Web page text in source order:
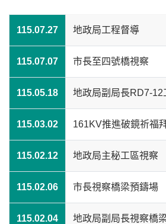
115.07.27 地政局工程督導
115.07.07 市長至四號橋視察
115.05.18 地政局副局長RD7-12
115.03.02 161KV推進破鏡祈福
115.02.12 地政局主秘工區視察
115.02.06 市長視察橋梁預鑄場
115.02.04 地政局副局長視察橋